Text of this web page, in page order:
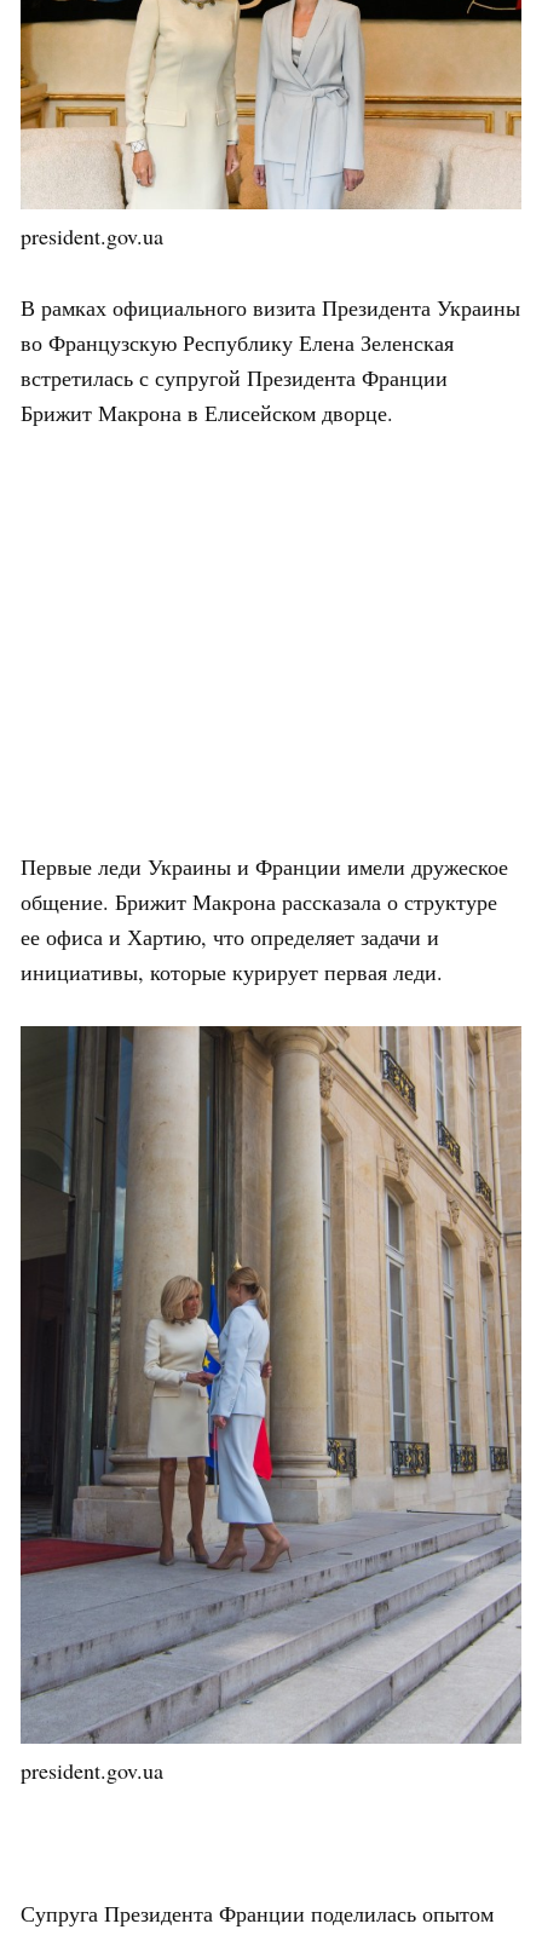
president.gov.ua
В рамках официального визита Президента Украины
во Французскую Республику Елена Зеленская
встретилась с супругой Президента Франции
Брижит Макрона в Елисейском дворце.
Первые леди Украины и Франции имели дружеское
общение. Брижит Макрона рассказала о структуре
ее офиса и Хартию, что определяет задачи и
инициативы, которые курирует первая леди.
president.gov.ua
Супруга Президента Франции поделилась опытом